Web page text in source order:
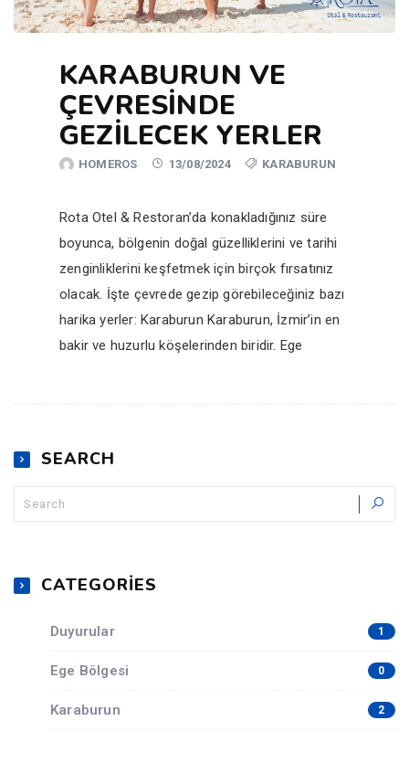
KARABURUN VE
ÇEVRESINDE
GEZILECEK YERLER
HOMEROS 13/08/2024 KARABURUN
Rota Otel & Restoran’da konakladığınız süre
boyunca, bölgenin doğal güzelliklerini ve tarihi
zenginliklerini keşfetmek için birçok fırsatınız
olacak. İşte çevrede gezip görebileceğiniz bazı
harika yerler: Karaburun Karaburun, İzmir’in en
bakir ve huzurlu köşelerinden biridir. Ege
SEARCH
CATEGORIES
Duyurular 1
Ege Bölgesi 0
Karaburun 2